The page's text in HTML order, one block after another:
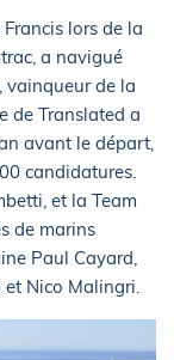
lors de la
a navigué
vainqueur de la
de Translated a
avant le départ,
candidatures.
et la Team
de marins
Paul Cayard,
Nico Malingri.